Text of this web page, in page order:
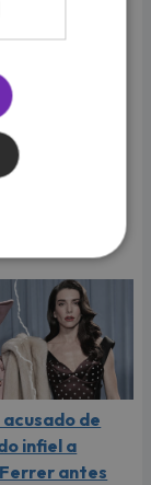
salseras
Naldy
su denuncia
de
que
Naldy
se
musical.
acusado de
infiel a
antes